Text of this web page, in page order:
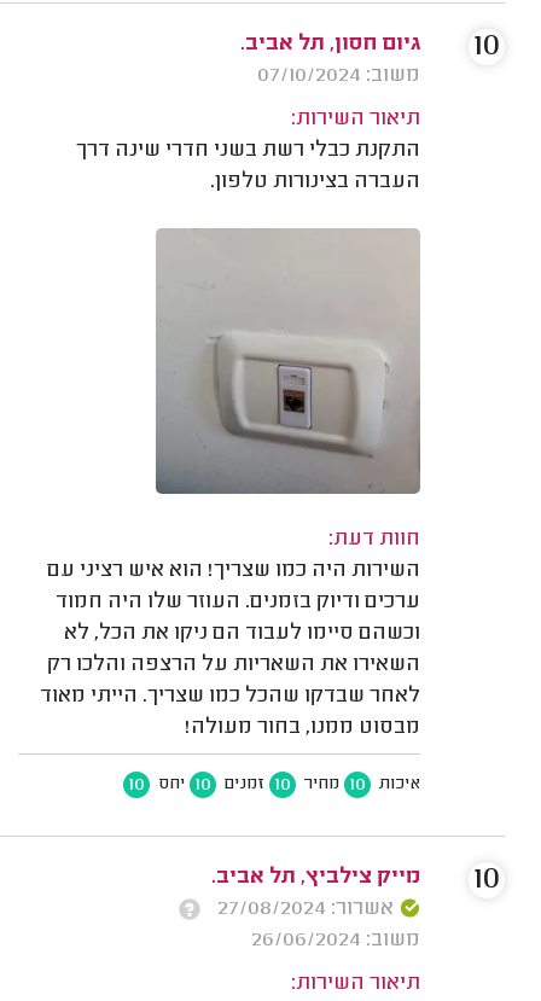
גיום חסון, תל אביב.
משוב: 07/10/2024
תיאור השירות:
התקנת כבלי רשת בשני חדרי שינה דרך
העברה בצינורות טלפון.
חוות דעת:
השירות היה כמו שצריך! הוא איש רציני עם
ערכים ודיוק בזמנים. העוזר שלו היה חמוד
וכשהם סיימו לעבוד הם ניקו את הכל, לא
השאירו את השאריות על הרצפה והלכו רק
לאחר שבדקו שהכל כמו שצריך. הייתי מאוד
מבסוט ממנו, בחור מעולה!
איכות 10 מחיר 10 זמנים 10 יחס 10
10
מייק צילביץ, תל אביב.
אשרור: 27/08/2024
משוב: 26/06/2024
תיאור השירות:
10